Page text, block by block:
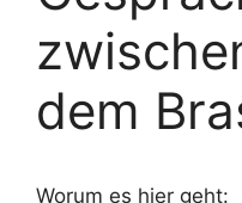
dem
Worum es hier geht: